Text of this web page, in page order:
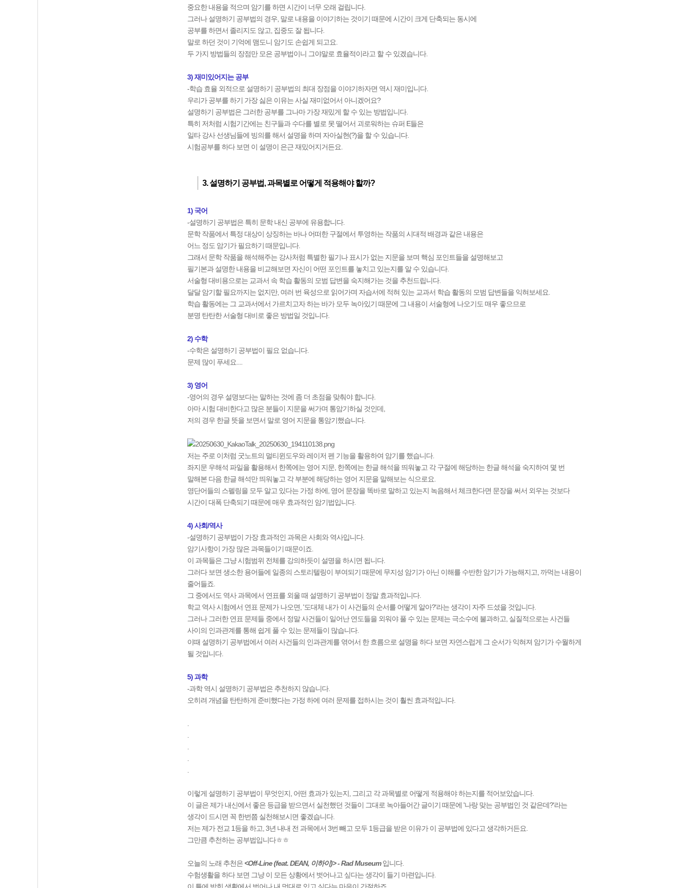
중요한 내용을 적으며 암기를 하면 시간이 너무 오래 걸립니다.
그러나 설명하기 공부법의 경우, 말로 내용을 이야기하는 것이기 때문에 시간이 크게 단축되는 동시에
공부를 하면서 졸리지도 않고, 집중도 잘 됩니다.
말로 하던 것이 기억에 맴도니 암기도 손쉽게 되고요.
두 가지 방법들의 장점만 모은 공부법이니 그야말로 효율적이라고 할 수 있겠습니다.
3)재미있어지는 공부
-학습 효율 외적으로 설명하기 공부법의 최대 장점을 이야기하자면 역시 재미입니다.
우리가 공부를 하기 가장 싫은 이유는 사실 재미없어서 아니겠어요?
설명하기 공부법은 그러한 공부를 그나마 가장 재밌게 할 수 있는 방법입니다.
특히 저처럼 시험기간에는 친구들과 수다를 별로 못 떨어서 괴로워하는 슈퍼 E들은
일타 강사 선생님들에 빙의를 해서 설명을 하며 자아실현(?)을 할 수 있습니다.
시험공부를 하다 보면 이 설명이 은근 재밌어지거든요.
3. 설명하기 공부법, 과목별로 어떻게 적용해야 할까?
1) 국어
-설명하기 공부법은 특히 문학 내신 공부에 유용합니다.
문학 작품에서 특정 대상이 상징하는 바나 어떠한 구절에서 투영하는 작품의 시대적 배경과 같은 내용은
어느 정도 암기가 필요하기 때문입니다.
그래서 문학 작품을 해석해주는 강사처럼 특별한 필기나 표시가 없는 지문을 보며 핵심 포인트들을 설명해보고
필기본과 설명한 내용을 비교해보면 자신이 어떤 포인트를 놓치고 있는지를 알 수 있습니다.
서술형 대비용으로는 교과서 속 학습 활동의 모범 답변을 숙지해가는 것을 추천드립니다.
달달 암기할 필요까지는 없지만, 여러 번 육성으로 읽어가며 자습서에 적혀 있는 교과서 학습 활동의 모범 답변들을 익혀보세요.
학습 활동에는 그 교과서에서 가르치고자 하는 바가 모두 녹아있기 때문에 그 내용이 서술형에 나오기도 매우 좋으므로
분명 탄탄한 서술형 대비로 좋은 방법일 것입니다.
2) 수학
-수학은 설명하기 공부법이 필요 없습니다.
문제 많이 푸세요....
3) 영어
-영어의 경우 설명보다는 말하는 것에 좀 더 초점을 맞춰야 합니다.
아마 시험 대비한다고 많은 분들이 지문을 써가며 통암기하실 것인데,
저의 경우 한글 뜻을 보면서 말로 영어 지문을 통암기했습니다.
저는 주로 이처럼 굿노트의 멀티윈도우와 레이저 펜 기능을 활용하여 암기를 했습니다.
좌지문 우해석 파일을 활용해서 한쪽에는 영어 지문, 한쪽에는 한글 해석을 띄워놓고 각 구절에 해당하는 한글 해석을 숙지하여 몇 번
말해본 다음 한글 해석만 띄워놓고 각 부분에 해당하는 영어 지문을 말해보는 식으로요.
영단어들의 스펠링을 모두 알고 있다는 가정 하에, 영어 문장을 똑바로 말하고 있는지 녹음해서 체크한다면 문장을 써서 외우는 것보다
시간이 대폭 단축되기 때문에 매우 효과적인 암기법입니다.
4) 사회/역사
-설명하기 공부법이 가장 효과적인 과목은 사회와 역사입니다.
암기사항이 가장 많은 과목들이기 때문이죠.
이 과목들은 그냥 시험범위 전체를 강의하듯이 설명을 하시면 됩니다.
그러다 보면 생소한 용어들에 일종의 스토리텔링이 부여되기 때문에 무지성 암기가 아닌 이해를 수반한 암기가 가능해지고, 까먹는 내용이
줄어들죠.
그 중에서도 역사 과목에서 연표를 외울 때 설명하기 공부법이 정말 효과적입니다.
학교 역사 시험에서 연표 문제가 나오면, '도대체 내가 이 사건들의 순서를 어떻게 알아?'라는 생각이 자주 드셨을 것입니다.
그러나 그러한 연표 문제들 중에서 정말 사건들이 일어난 연도들을 외워야 풀 수 있는 문제는 극소수에 불과하고, 실질적으로는 사건들
사이의 인과관계를 통해 쉽게 풀 수 있는 문제들이 많습니다.
이때 설명하기 공부법에서 여러 사건들의 인과관계를 엮어서 한 흐름으로 설명을 하다 보면 자연스럽게 그 순서가 익혀져 암기가 수월하게
될 것입니다.
5) 과학
-과학 역시 설명하기 공부법은 추천하지 않습니다.
오히려 개념을 탄탄하게 준비했다는 가정 하에 여러 문제를 접하시는 것이 훨씬 효과적입니다.
이렇게 설명하기 공부법이 무엇인지, 어떤 효과가 있는지, 그리고 각 과목별로 어떻게 적용해야 하는지를 적어보았습니다.
이 글은 제가 내신에서 좋은 등급을 받으면서 실천했던 것들이 그대로 녹아들어간 글이기 때문에 '나랑 맞는 공부법인 것 같은데?'라는
생각이 드시면 꼭 한번쯤 실천해보시면 좋겠습니다.
저는 제가 전교 1등을 하고, 3년 내내 전 과목에서 3번 빼고 모두 1등급을 받은 이유가 이 공부법에 있다고 생각하거든요.
그만큼 추천하는 공부법입니다ㅎㅎ
오늘의 노래 추천은<Off-Line (feat. DEAN, 이하이)>- Rad Museum입니다.
수험생활을 하다 보면 그냥 이 모든 상황에서 벗어나고 싶다는 생각이 들기 마련입니다.
이 틀에 박힌 생활에서 벗어나 내 멋대로 있고 싶다는 마음이 간절하죠.